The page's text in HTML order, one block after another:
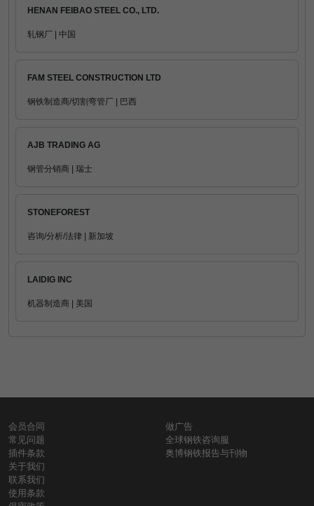
HENAN FEIBAO STEEL CO., LTD.
轧钢厂 | 中国
FAM STEEL CONSTRUCTION LTD
钢铁制造商/切割弯管厂 | 巴西
AJB TRADING AG
钢管分销商 | 瑞士
STONEFOREST
咨询/分析/法律 | 新加坡
LAIDIG INC
机器制造商 | 美国
会员合同
常见问题
插件条款
关于我们
联系我们
使用条款
做广告
全球钢铁咨询服
奥博钢铁报告与刊物